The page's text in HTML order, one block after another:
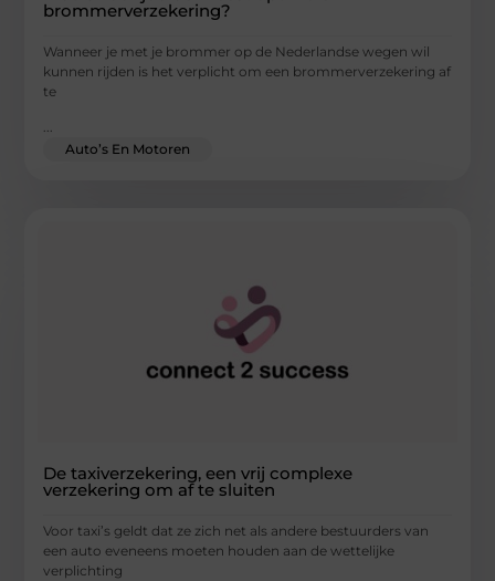
brommerverzekering?
Wanneer je met je brommer op de Nederlandse wegen wil
kunnen rijden is het verplicht om een brommerverzekering af
te
...
Auto’s En Motoren
De taxiverzekering, een vrij complexe
verzekering om af te sluiten
Voor taxi’s geldt dat ze zich net als andere bestuurders van
een auto eveneens moeten houden aan de wettelijke
verplichting